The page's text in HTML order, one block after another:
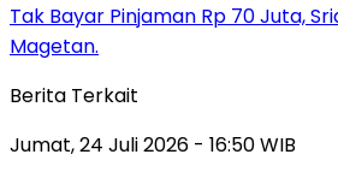
Tak Bayar Pinjaman Rp 70 Juta,
Magetan.
Berita Terkait
Jumat, 24 Juli 2026 - 16:50 WIB